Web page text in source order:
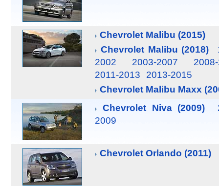
Chevrolet Malibu (2015)
Chevrolet Malibu (2018)
2002
2003-2007
2011-2013
2013-2015
Chevrolet Malibu Maxx
Chevrolet Niva (2009)
2009
Chevrolet Orlando (2011)